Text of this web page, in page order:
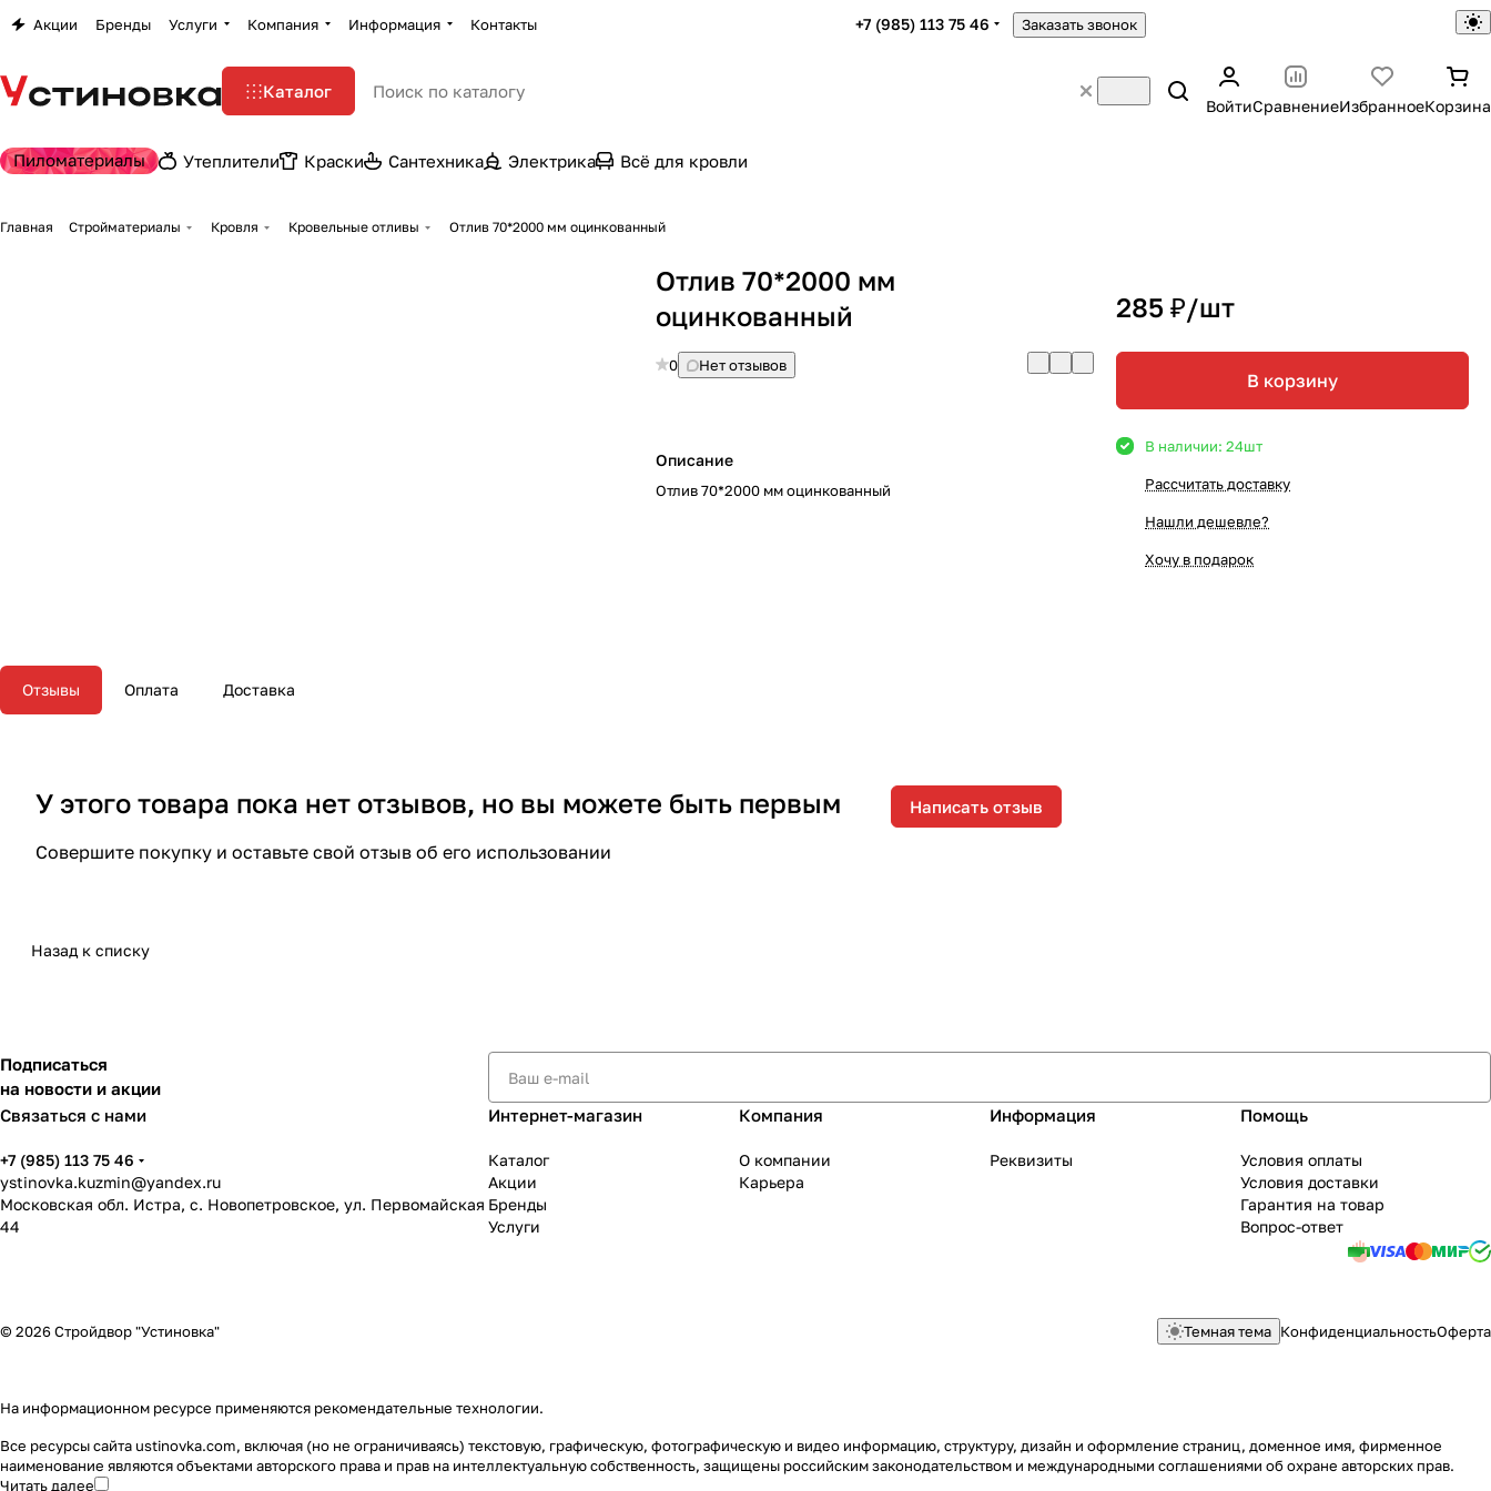
Акции Бренды Услуги Компания Информация Контакты +7 (985) 113 75 46 Заказать звонок
Каталог
ВойтиСравнениеИзбранноеКорзина
Пиломатериалы Утеплители Краски Сантехника Электрика Всё для кровли
Главная Стройматериалы Кровля Кровельные отливы Отлив 70*2000 мм оцинкованный
Отлив 70*2000 мм
оцинкованный
0 Нет отзывов
Описание
Отлив 70*2000 мм оцинкованный
285 ₽/шт
В корзину
В наличии: 24шт
Рассчитать доставку
Нашли дешевле?
Хочу в подарок
Отзывы Оплата Доставка
У этого товара пока нет отзывов, но вы можете быть первым
Совершите покупку и оставьте свой отзыв об его использовании
Написать отзыв
Назад к списку
Подписаться
на новости и акции
Связаться с нами
+7 (985) 113 75 46
ystinovka.kuzmin@yandex.ru
Московская обл. Истра, с. Новопетровское, ул. Первомайская
44
Интернет-магазин
Каталог
Акции
Бренды
Услуги
Компания
О компании
Карьера
Информация
Реквизиты
Помощь
Условия оплаты
Условия доставки
Гарантия на товар
Вопрос-ответ
© 2026 Стройдвор "Устиновка" Темная тема КонфиденциальностьОферта
На информационном ресурсе применяются рекомендательные технологии.
Все ресурсы сайта ustinovka.com, включая (но не ограничиваясь) текстовую, графическую, фотографическую и видео информацию, структуру, дизайн и оформление страниц, доменное имя, фирменное
наименование являются объектами авторского права и прав на интеллектуальную собственность, защищены российским законодательством и международными соглашениями об охране авторских прав.
Читать далее